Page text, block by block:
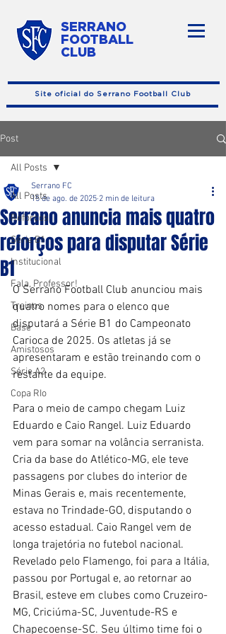
SERRANO
FOOTBALL
CLUB
Site oficial do Serrano Football Club
Post
All Posts
Reforços
Série B1
Institucional
Fala, Professor!
Treinos
Base
Amistosos
Série A2
Copa RIo
All Posts
Serrano anuncia mais quatro
reforços para disputar Série
B1
Serrano FC
15 de ago. de 2025 2 min de leitura
O Serrano Football Club anunciou mais
quatro nomes para o elenco que
disputará a Série B1 do Campeonato
Carioca de 2025. Os atletas já se
apresentaram e estão treinando com o
restante da equipe.
Para o meio de campo chegam Luiz
Eduardo e Caio Rangel. Luiz Eduardo
vem para somar na volância serranista.
Cria da base do Atlético-MG, ele teve
passagens por clubes do interior de
Minas Gerais e, mais recentemente,
estava no Trindade-GO, disputando o
acesso estadual. Caio Rangel vem de
longa trajetória no futebol nacional.
Revelado pelo Flamengo, foi para a Itália,
passou por Portugal e, ao retornar ao
Brasil, esteve em clubes como Cruzeiro-
MG, Criciúma-SC, Juventude-RS e
Chapecoense-SC. Seu último time foi o